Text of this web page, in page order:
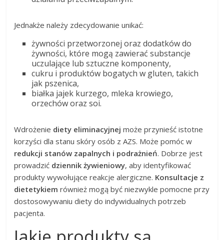
Jednakże należy zdecydowanie unikać:
żywności przetworzonej oraz dodatków do
żywności, które mogą zawierać substancje
uczulające lub sztuczne komponenty,
cukru i produktów bogatych w gluten, takich
jak pszenica,
białka jajek kurzego, mleka krowiego,
orzechów oraz soi.
Wdrożenie diety eliminacyjnej może przynieść istotne
korzyści dla stanu skóry osób z AZS. Może pomóc w
redukcji stanów zapalnych i podrażnień. Dobrze jest
prowadzić dziennik żywieniowy, aby identyfikować
produkty wywołujące reakcje alergiczne. Konsultacje z
dietetykiem również mogą być niezwykle pomocne przy
dostosowywaniu diety do indywidualnych potrzeb
pacjenta.